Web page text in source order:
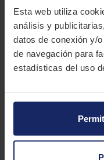
Esta web utiliza
análisis y
datos de conexión y/
de navegación para
estadísticas del uso
El Bridgestone Dueler
para aquellos
en cualquier terreno,
Con un diseño agresivo
proporciona seguridad
CARACTERÍSTICAS
Marca